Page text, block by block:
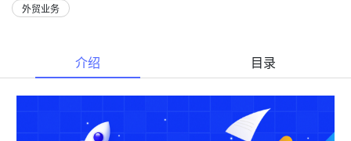
外贸业务
介绍 目录